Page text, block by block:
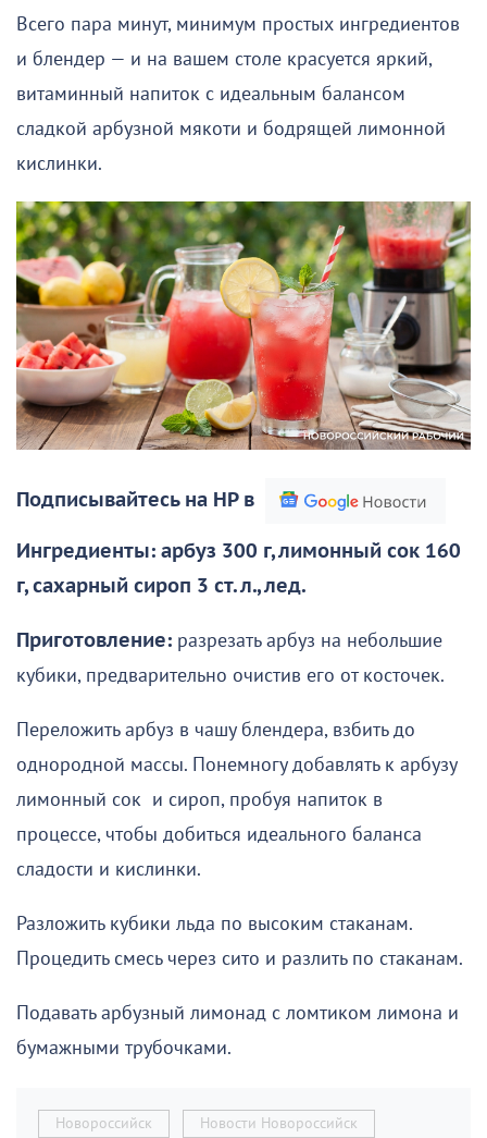
Всего пара минут, минимум простых ингредиентов
и блендер — и на вашем столе красуется яркий,
витаминный напиток с идеальным балансом
сладкой арбузной мякоти и бодрящей лимонной
кислинки.
Подписывайтесь на НР в
Ингредиенты: арбуз 300 г, лимонный сок 160
г, сахарный сироп 3 ст. л., лед.
Приготовление: разрезать арбуз на небольшие
кубики, предварительно очистив его от косточек.
Переложить арбуз в чашу блендера, взбить до
однородной массы. Понемногу добавлять к арбузу
лимонный сок и сироп, пробуя напиток в
процессе, чтобы добиться идеального баланса
сладости и кислинки.
Разложить кубики льда по высоким стаканам.
Процедить смесь через сито и разлить по стаканам.
Подавать арбузный лимонад с ломтиком лимона и
бумажными трубочками.
Новороссийск Новости Новороссийск